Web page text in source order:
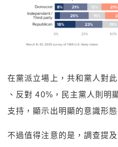
在黨派立場上，共和黨人對
、反對 40%，民主黨人則明
支持，顯示出明顯的意識形態
不過值得注意的是，調查提